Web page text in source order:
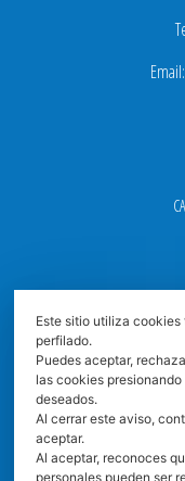
Email:
Este sitio utiliza
perfilado.
Puedes aceptar,
las cookies
deseados.
Al cerrar este aviso,
aceptar.
Al aceptar, reconoces
personales pueden ser